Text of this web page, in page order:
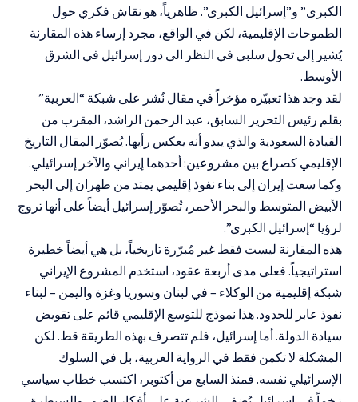
الكبرى” و”إسرائيل الكبرى”. ظاهرياً، هو نقاش فكري حول
الطموحات الإقليمية، لكن في الواقع، مجرد إرساء هذه المقارنة
يُشير إلى تحول سلبي في النظر الى دور إسرائيل في الشرق
الأوسط.
لقد وجد هذا تعبيّره مؤخراً في مقال نُشر على شبكة “العربية”
بقلم رئيس التحرير السابق، عبد الرحمن الراشد، المقرب من
القيادة السعودية والذي يبدو أنه يعكس رأيها. يُصوّر المقال التاريخ
الإقليمي كصراع بين مشروعين: أحدهما إيراني والآخر إسرائيلي.
وكما سعت إيران إلى بناء نفوذ إقليمي يمتد من طهران إلى البحر
الأبيض المتوسط والبحر الأحمر، تُصوّر إسرائيل أيضاً على أنها تروج
لرؤيا “إسرائيل الكبرى”.
هذه المقارنة ليست فقط غير مُبرّرة تاريخياً، بل هي أيضاً خطيرة
استراتيجياً. فعلى مدى أربعة عقود، استخدم المشروع الإيراني
شبكة إقليمية من الوكلاء – في لبنان وسوريا وغزة واليمن – لبناء
نفوذ عابر للحدود. هذا نموذج للتوسع الإقليمي قائم على تقويض
سيادة الدولة. أما إسرائيل، فلم تتصرف بهذه الطريقة قط. لكن
المشكلة لا تكمن فقط في الرواية العربية، بل في السلوك
الإسرائيلي نفسه. فمنذ السابع من أكتوبر، اكتسب خطاب سياسي